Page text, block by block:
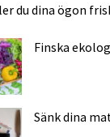
du dina ögon
Finska
Sänk dina